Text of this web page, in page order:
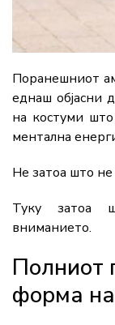
Поранешниот
еднаш објасни
на костуми
ментална
Не затоа што
Туку затоа
вниманието.
Полниот
форма